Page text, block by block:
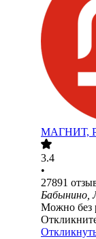
МАГНИТ,
3.4
•
27891
Бабынино,
Можно без